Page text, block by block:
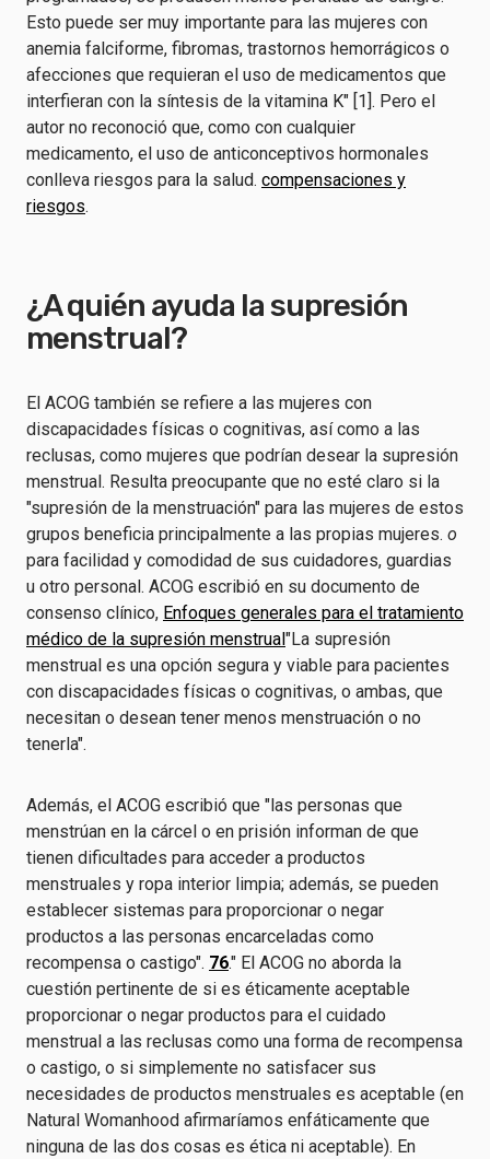
Esto puede ser muy importante para las mujeres con
anemia falciforme, fibromas, trastornos hemorrágicos o
afecciones que requieran el uso de medicamentos que
interfieran con la síntesis de la vitamina K" [1]. Pero el
autor no reconoció que, como con cualquier
medicamento, el uso de anticonceptivos hormonales
conlleva riesgos para la salud. compensaciones y
riesgos.
¿A quién ayuda la supresión
menstrual?
El ACOG también se refiere a las mujeres con
discapacidades físicas o cognitivas, así como a las
reclusas, como mujeres que podrían desear la supresión
menstrual. Resulta preocupante que no esté claro si la
"supresión de la menstruación" para las mujeres de estos
grupos beneficia principalmente a las propias mujeres. o
para facilidad y comodidad de sus cuidadores, guardias
u otro personal. ACOG escribió en su documento de
consenso clínico, Enfoques generales para el tratamiento
médico de la supresión menstrual"La supresión
menstrual es una opción segura y viable para pacientes
con discapacidades físicas o cognitivas, o ambas, que
necesitan o desean tener menos menstruación o no
tenerla".
Además, el ACOG escribió que "las personas que
menstrúan en la cárcel o en prisión informan de que
tienen dificultades para acceder a productos
menstruales y ropa interior limpia; además, se pueden
establecer sistemas para proporcionar o negar
productos a las personas encarceladas como
recompensa o castigo". 76." El ACOG no aborda la
cuestión pertinente de si es éticamente aceptable
proporcionar o negar productos para el cuidado
menstrual a las reclusas como una forma de recompensa
o castigo, o si simplemente no satisfacer sus
necesidades de productos menstruales es aceptable (en
Natural Womanhood afirmaríamos enfáticamente que
ninguna de las dos cosas es ética ni aceptable). En